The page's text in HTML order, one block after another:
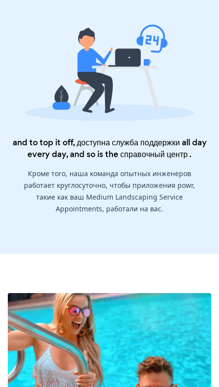
and to top it off, доступна служба поддержки all day
every day, and so is theсправочный центр.
Кроме того, наша команда опытных инженеров
работает круглосуточно, чтобы приложения powr,
такие как ваш Medium Landscaping Service
Appointments, работали на вас.